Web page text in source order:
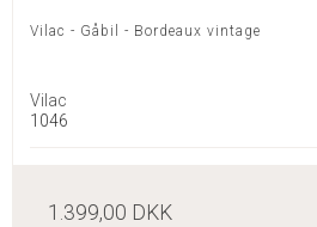
Vilac - Gåbil - Bordeaux vintage
Vilac
1046
1.399,00 DKK